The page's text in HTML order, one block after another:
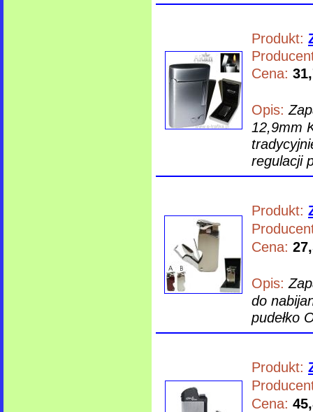
Produkt:
Cena:
Opis:
12,9mm
regulacji
Produkt:
Cena:
Opis:
do
pudełko
Produkt:
Cena: